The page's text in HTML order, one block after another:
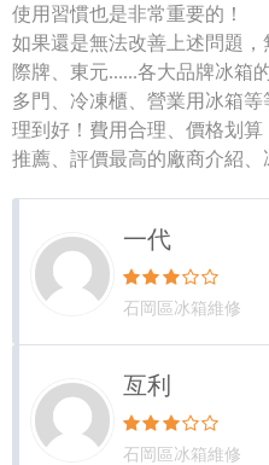
使用習慣也是非常重要的！
如果還是無法改善上述問題
際牌、東元......各大品牌冰箱
多門、冷凍櫃、營業用冰箱
理到好！費用合理、價格划
推薦、評價最高的廠商介紹、
一代
石岡區冰箱維修
亙利
石岡區冰箱維修